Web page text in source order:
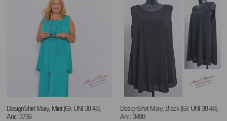
DesignShirt Mary, Mint |Gr. UNI 38-48|,
Anr.: 3736
DesignShirt Mary, Black |Gr. UNI 38-48|,
Anr.: 3498